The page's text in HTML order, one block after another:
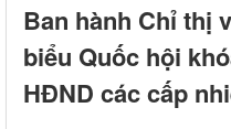
Ban hành Chỉ thị
biểu Quốc hội
HĐND các cấp